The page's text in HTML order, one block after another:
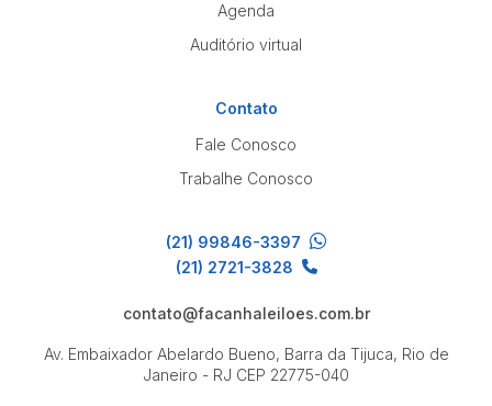
Agenda
Auditório virtual
Contato
Fale Conosco
Trabalhe Conosco
(21) 99846-3397
(21) 2721-3828
contato@facanhaleiloes.com.br
Av. Embaixador Abelardo Bueno, Barra da Tijuca, Rio de
Janeiro - RJ CEP 22775-040